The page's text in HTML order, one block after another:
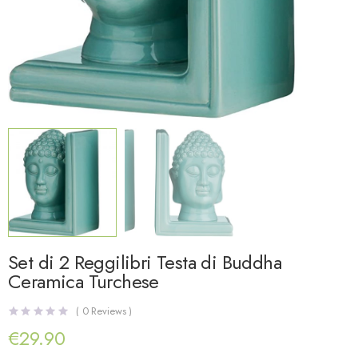
Set di 2 Reggilibri Testa di Buddha
Ceramica Turchese
( 0Reviews )
€29.90